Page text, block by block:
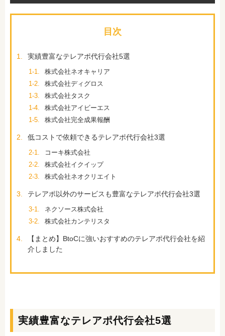
目次
1. 実績豊富なテレアポ代行会社5選
1-1.
株式会社ネオキャリア
1-2.
株式会社ディグロス
1-3.
株式会社タスク
1-4.
株式会社アイビーエス
1-5.
株式会社完全成果報酬
2. 低コストで依頼できるテレアポ代行会社3選
2-1.
コーキ株式会社
2-2.
株式会社イクイップ
2-3.
株式会社ネオクリエイト
3. テレアポ以外のサービスも豊富なテレアポ代行会社3選
3-1.
ネクソース株式会社
3-2.
株式会社カンテリスタ
4.
【まとめ】BtoCに強いおすすめのテレアポ代行会社を紹
介しました
実績豊富なテレアポ代行会社5選